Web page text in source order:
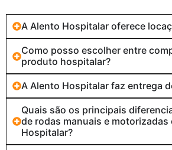
A Alento Hospitalar oferece
Como posso escolher entre
produto hospitalar?
A Alento Hospitalar faz entrega
Quais são os principais
de rodas manuais e motorizadas
Hospitalar?